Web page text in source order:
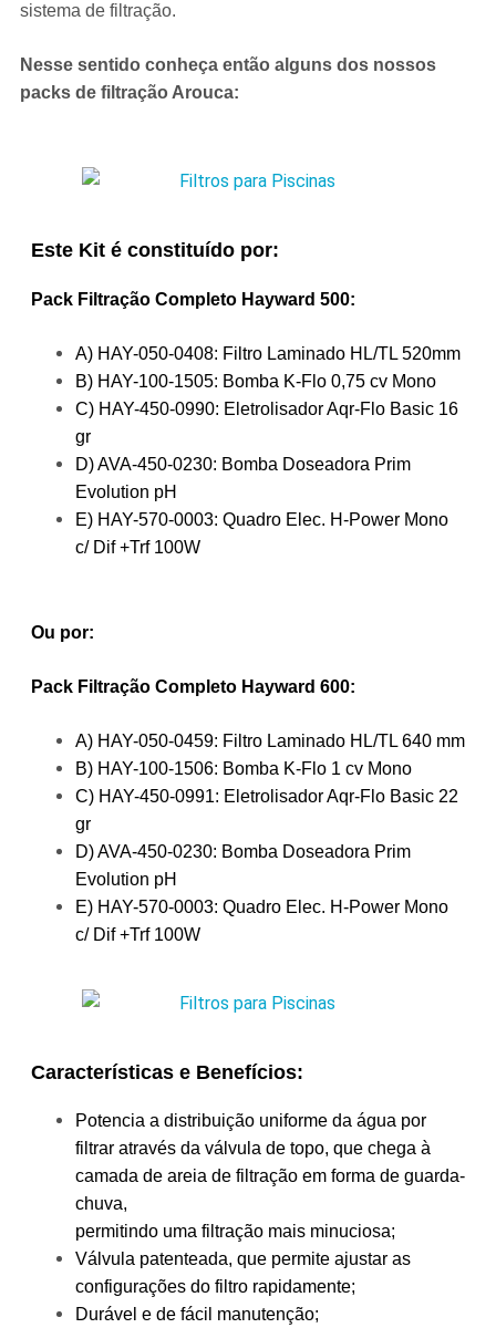
sistema de filtração.
Nesse sentido conheça então alguns dos nossos
packs de filtração Arouca:
Este Kit é constituído por:
Pack Filtração Completo Hayward 500:
A) HAY-050-0408: Filtro Laminado HL/TL 520mm
B) HAY-100-1505: Bomba K-Flo 0,75 cv Mono
C) HAY-450-0990: Eletrolisador Aqr-Flo Basic 16
gr
D) AVA-450-0230: Bomba Doseadora Prim
Evolution pH
E) HAY-570-0003: Quadro Elec. H-Power Mono
c/ Dif +Trf 100W
Ou por:
Pack Filtração Completo Hayward 600:
A) HAY-050-0459: Filtro Laminado HL/TL 640 mm
B) HAY-100-1506: Bomba K-Flo 1 cv Mono
C) HAY-450-0991: Eletrolisador Aqr-Flo Basic 22
gr
D) AVA-450-0230: Bomba Doseadora Prim
Evolution pH
E) HAY-570-0003: Quadro Elec. H-Power Mono
c/ Dif +Trf 100W
Características e Benefícios:
Potencia a distribuição uniforme da água por
filtrar através da válvula de topo, que chega à
camada de areia de filtração em forma de guarda-
chuva,
permitindo uma filtração mais minuciosa;
Válvula patenteada, que permite ajustar as
configurações do filtro rapidamente;
Durável e de fácil manutenção;